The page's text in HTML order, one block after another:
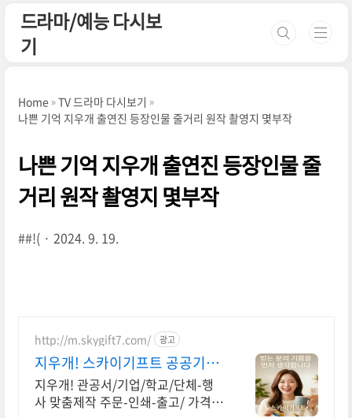
드라마/예능 다시보
기
Home
TV 드라마 다시보기
나쁜 기억 지우개 출연진 등장인물 줄거리 원작 촬영지 몇부작
나쁜 기억 지우개 출연진 등장인물 줄
거리 원작 촬영지 몇부작
##!( 2024. 9. 19.
http://m.skygift7.com/ 광고
지우개! 스카이기프트 공공기관
우선구매 대상기업
지우개! 관공서/기업/학교/단체-행
사 맞춤제작 주문-인쇄-출고/ 가격